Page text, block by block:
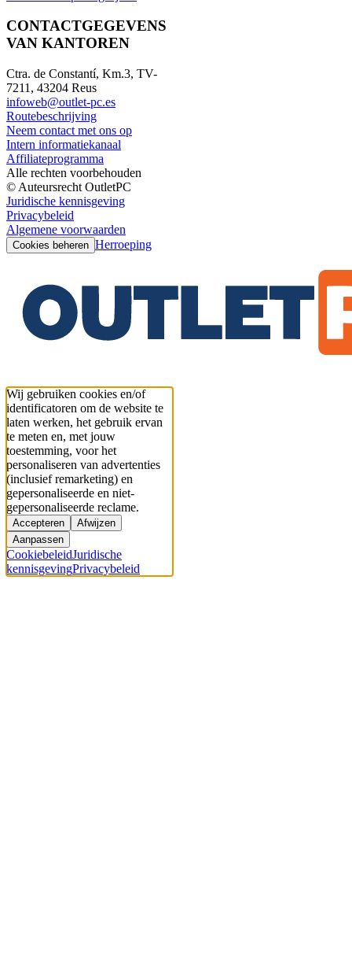
CONTACTGEGEVENS
VAN KANTOREN
Ctra. de Constantí, Km.3, TV-
7211, 43204 Reus
infoweb@outlet-pc.es
Routebeschrijving
Neem contact met ons op
Intern informatiekanaal
Affiliateprogramma
Alle rechten voorbehouden
© Auteursrecht OutletPC
Juridische kennisgeving
Privacybeleid
Algemene voorwaarden
Cookies beheren Herroeping
Wij gebruiken cookies en/of
identificatoren om de website te
laten werken, het gebruik ervan
te meten en, met jouw
toestemming, voor het
personaliseren van advertenties
(inclusief remarketing) en
gepersonaliseerde en niet-
gepersonaliseerde reclame.
Accepteren
Afwijzen
Aanpassen
CookiebeleidJuridische
kennisgevingPrivacybeleid